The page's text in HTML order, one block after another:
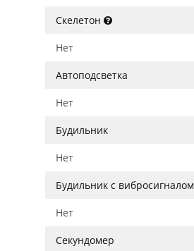
Скелетон
Нет
Автоподсветка
Нет
Будильник
Нет
Будильник с вибросигналом
Нет
Секундомер